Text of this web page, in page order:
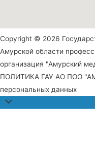
Copyright © 2026
Амурской области
организация "Амурский
ПОЛИТИКА ГАУ АО ПОО
персональных данных
Прокрутить